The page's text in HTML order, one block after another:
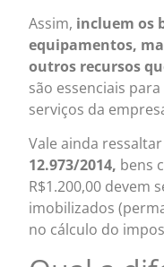
Assim, incluem os
equipamentos,
outros recursos
são essenciais
serviços da
Vale ainda
12.973/2014, bens
R$1.200,00 devem
imobilizados
no cálculo do